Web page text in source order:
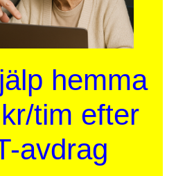
hemma
tim efter
avdrag